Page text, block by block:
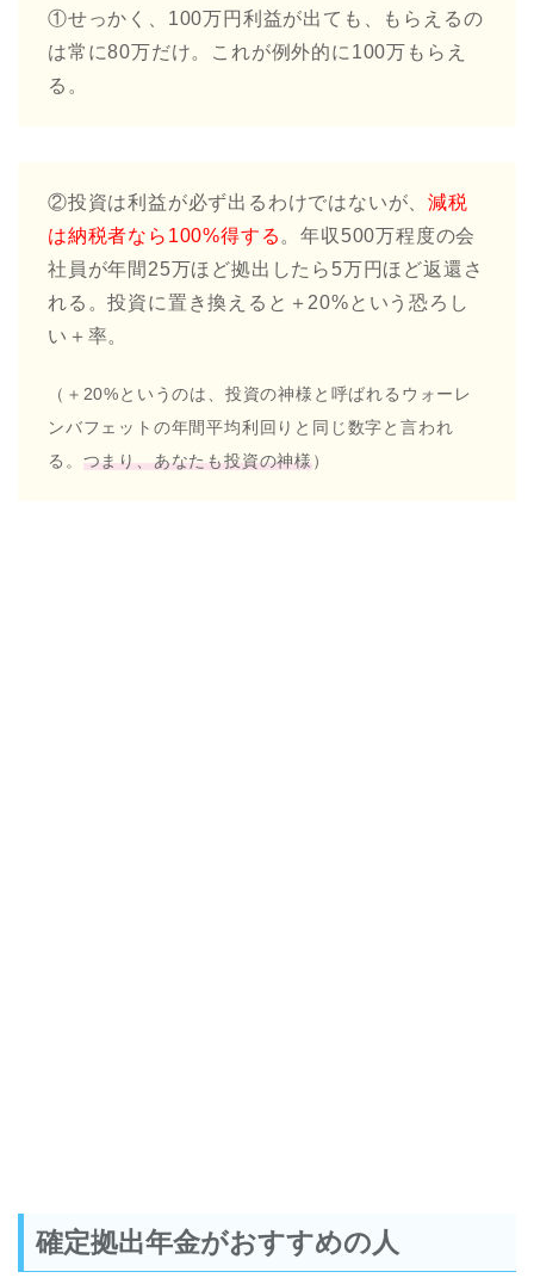
①せっかく、100万円利益が出ても、もらえるの
は常に80万だけ。これが例外的に100万もらえ
る。
②投資は利益が必ず出るわけではないが、減税
は納税者なら100%得する 。年収500万程度の会
社員が年間25万ほど拠出したら5万円ほど返還さ
れる。投資に置き換えると＋20%という恐ろし
い＋率。
（＋20%というのは、投資の神様と呼ばれるウォーレ
ンバフェットの年間平均利回りと同じ数字と言われ
る。 つまり、あなたも投資の神様）
確定拠出年金がおすすめの人